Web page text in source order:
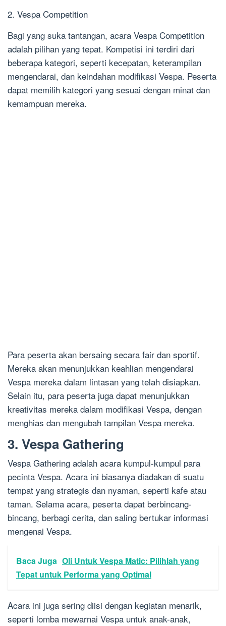
2. Vespa Competition
Bagi yang suka tantangan, acara Vespa Competition
adalah pilihan yang tepat. Kompetisi ini terdiri dari
beberapa kategori, seperti kecepatan, keterampilan
mengendarai, dan keindahan modifikasi Vespa. Peserta
dapat memilih kategori yang sesuai dengan minat dan
kemampuan mereka.
Para peserta akan bersaing secara fair dan sportif.
Mereka akan menunjukkan keahlian mengendarai
Vespa mereka dalam lintasan yang telah disiapkan.
Selain itu, para peserta juga dapat menunjukkan
kreativitas mereka dalam modifikasi Vespa, dengan
menghias dan mengubah tampilan Vespa mereka.
3. Vespa Gathering
Vespa Gathering adalah acara kumpul-kumpul para
pecinta Vespa. Acara ini biasanya diadakan di suatu
tempat yang strategis dan nyaman, seperti kafe atau
taman. Selama acara, peserta dapat berbincang-
bincang, berbagi cerita, dan saling bertukar informasi
mengenai Vespa.
Baca Juga Oli Untuk Vespa Matic: Pilihlah yang
Tepat untuk Performa yang Optimal
Acara ini juga sering diisi dengan kegiatan menarik,
seperti lomba mewarnai Vespa untuk anak-anak,